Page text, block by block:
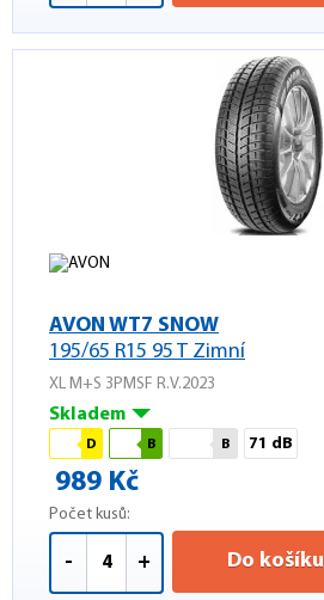
AVON WT7 SNOW
195/65 R15 95 T Zimní
XL M+S 3PMSF R.V.2023
Skladem
D B B 71 dB
989 Kč
Počet kusů:
- + Do košíku